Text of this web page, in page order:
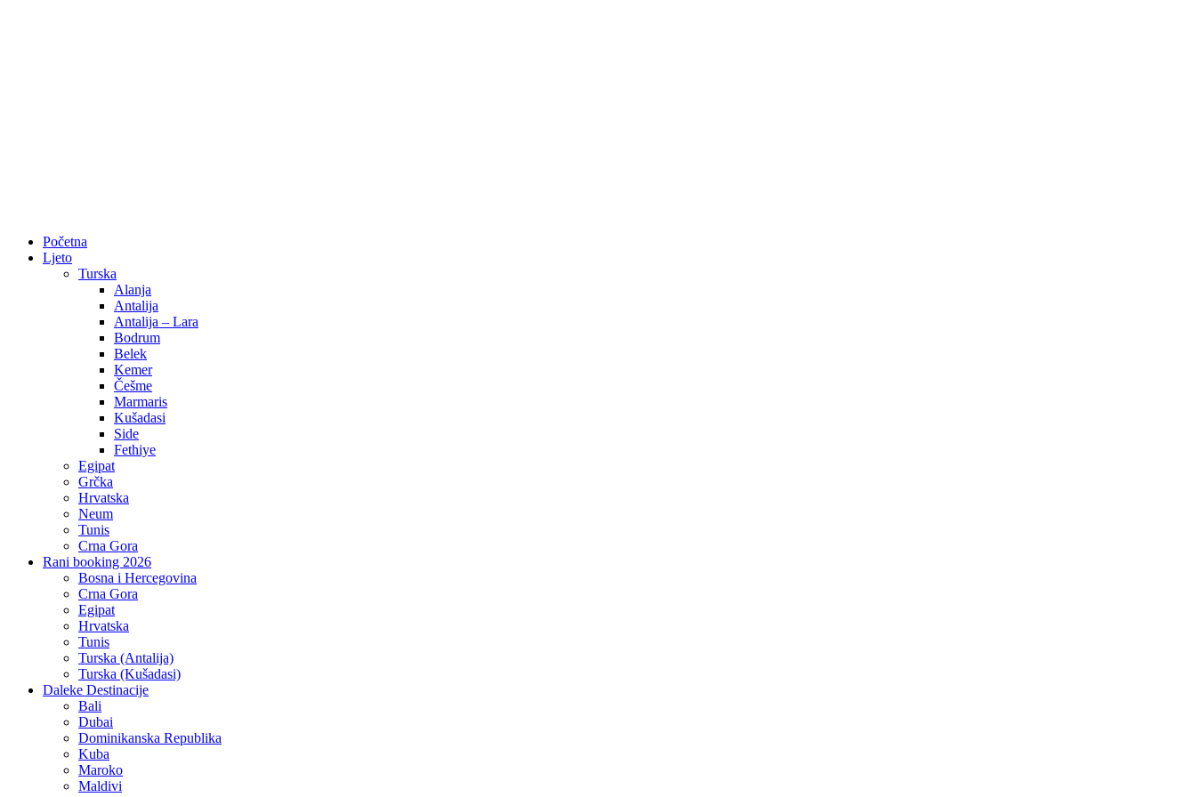
Početna
Ljeto
Turska
Alanja
Antalija
Antalija – Lara
Bodrum
Belek
Kemer
Češme
Marmaris
Kušadasi
Side
Fethiye
Egipat
Grčka
Hrvatska
Neum
Tunis
Crna Gora
Rani booking 2026
Bosna i Hercegovina
Crna Gora
Egipat
Hrvatska
Tunis
Turska (Antalija)
Turska (Kušadasi)
Daleke Destinacije
Bali
Dubai
Dominikanska Republika
Kuba
Maroko
Maldivi